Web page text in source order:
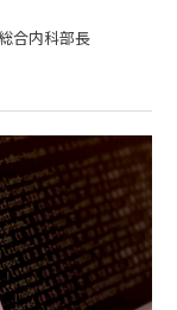
合内科部長